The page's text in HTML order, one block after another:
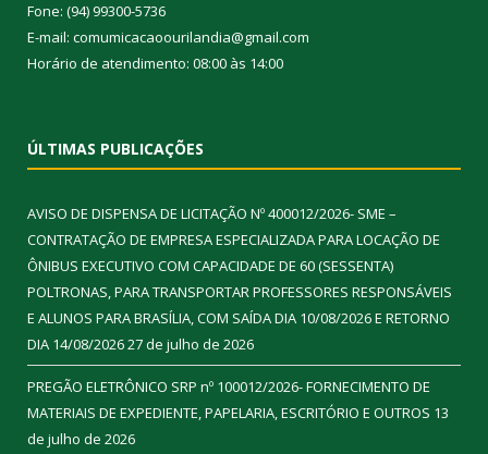
Fone: (94) 99300-5736
E-mail: comumicacaoourilandia@gmail.com
Horário de atendimento: 08:00 às 14:00
ÚLTIMAS PUBLICAÇÕES
AVISO DE DISPENSA DE LICITAÇÃO Nº 400012/2026- SME –
CONTRATAÇÃO DE EMPRESA ESPECIALIZADA PARA LOCAÇÃO DE
ÔNIBUS EXECUTIVO COM CAPACIDADE DE 60 (SESSENTA)
POLTRONAS, PARA TRANSPORTAR PROFESSORES RESPONSÁVEIS
E ALUNOS PARA BRASÍLIA, COM SAÍDA DIA 10/08/2026 E RETORNO
DIA 14/08/202627 de julho de 2026
PREGÃO ELETRÔNICO SRP nº 100012/2026- FORNECIMENTO DE
MATERIAIS DE EXPEDIENTE, PAPELARIA, ESCRITÓRIO E OUTROS 13
de julho de 2026